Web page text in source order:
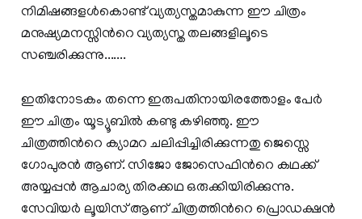
നിമിഷങ്ങളള്‍കൊണ്ട് വ്യത്യസ്തമാകുന്ന ഈ ചിത്രം
മനുഷ്യമനസ്സിന്‍റെ വ്യത്യസ്ത തലങ്ങളിലൂടെ
സഞ്ചരിക്കുന്നു.......
ഇതിനോടകം തന്നെ ഇരുപതിനായിരത്തോളം പേര്‍
ഈ ചിത്രം യൂട്യൂബില്‍ കണ്ടു കഴിഞ്ഞു. ഈ
ചിത്രത്തിന്‍റെ ക്യാമറ ചലിപ്പിച്ചിരിക്കുന്നതു ജെസ്സെ
ഗോപുരന്‍ ആണ്. സിജോ ജോസെഫിന്‍റെ കഥക്ക്
അയ്യപ്പന്‍ ആചാര്യ തിരക്കഥ ഒരുക്കിയിരിക്കുന്നു.
സേവിയര്‍ ലൂയിസ് ആണ് ചിത്രത്തിന്‍റെ പ്രൊഡക്ഷന്‍